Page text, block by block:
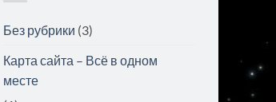
Без рубрики (3)
Карта сайта – Всё в одном
месте